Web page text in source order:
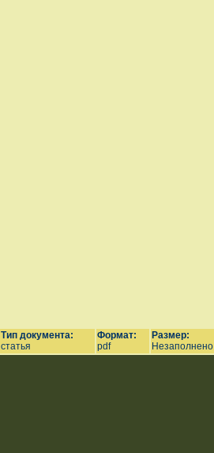
Тип документа:
статья
Формат:
pdf
Размер:
Незаполнено